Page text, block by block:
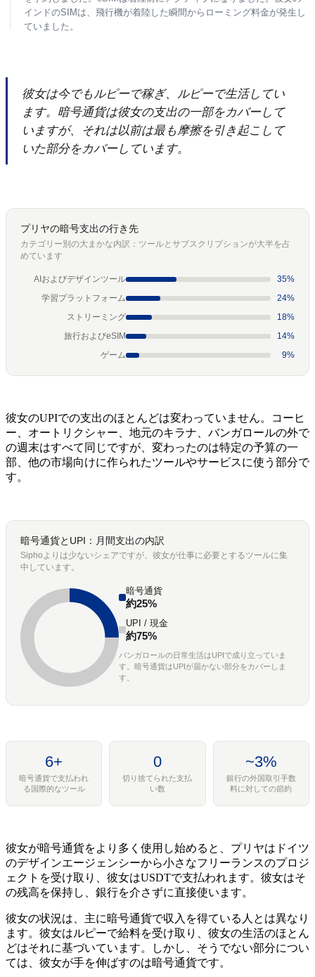
インドのSIMは、飛行機が着陸した瞬間からローミング料金が発生し
ていました。
彼女は今でもルピーで稼ぎ、ルピーで生活してい
ます。暗号通貨は彼女の支出の一部をカバーして
いますが、それは以前は最も摩擦を引き起こして
いた部分をカバーしています。
プリヤの暗号支出の行き先
カテゴリー別の大まかな内訳：ツールとサブスクリプションが大半を占
めています
AIおよびデザインツール
35%
学習プラットフォーム
24%
ストリーミング
18%
旅行およびeSIM
14%
ゲーム
9%
彼女のUPIでの支出のほとんどは変わっていません。コーヒ
ー、オートリクシャー、地元のキラナ、バンガロールの外で
の週末はすべて同じですが、変わったのは特定の予算の一
部、他の市場向けに作られたツールやサービスに使う部分で
す。
暗号通貨とUPI：月間支出の内訳
Siphoよりは少ないシェアですが、彼女が仕事に必要とするツールに集
中しています。
暗号通貨
約25%
UPI / 現金
約75%
バンガロールの日常生活はUPIで成り立っていま
す。暗号通貨はUPIが届かない部分をカバーしま
す。
6+
暗号通貨で支払われ
る国際的なツール
0
切り捨てられた支払
い数
~3%
銀行の外国取引手数
料に対しての節約
彼女が暗号通貨をより多く使用し始めると、プリヤはドイツ
のデザインエージェンシーから小さなフリーランスのプロジ
ェクトを受け取り、彼女はUSDTで支払われます。彼女はそ
の残高を保持し、銀行を介さずに直接使います。
彼女の状況は、主に暗号通貨で収入を得ている人とは異なり
ます。彼女はルピーで給料を受け取り、彼女の生活のほとん
どはそれに基づいています。しかし、そうでない部分につい
ては、彼女が手を伸ばすのは暗号通貨です。